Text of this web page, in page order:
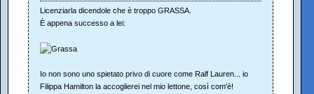
Licenziarla dicendole che è troppo GRASSA.
È appena successo a lei:
Io non sono uno spietato privo di cuore come Ralf Lauren... io
Filippa Hamilton la accoglierei nel mio lettone, così com'è!